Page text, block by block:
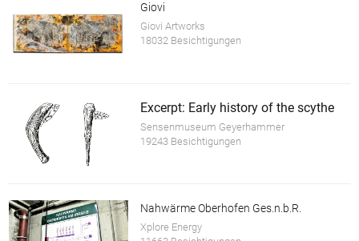
Giovi
Giovi Artworks
18032 Besichtigungen
Excerpt: Early history of the scythe
Sensenmuseum Geyerhammer
19243 Besichtigungen
Nahwärme Oberhofen Ges.n.b.R.
Xplore Energy